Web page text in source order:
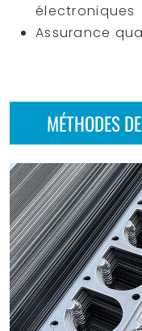
électroniques
Assurance
MÉTHODES